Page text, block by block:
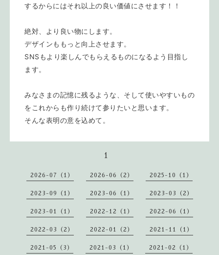
するからにはそれ以上の良い価値にさせます！！
絶対、より良い物にします。
デザインももっと向上させます。
SNSもより楽しんでもらえるものになるよう目指し
ます。
みなさまの記憶に残るような、そして使いやすいもの
をこれからも作り続けて参りたいと思います。
そんな表明の意を込めて。
1
2026-07（1） 2026-06（2） 2025-10（1）
2023-09（1） 2023-06（1） 2023-03（2）
2023-01（1） 2022-12（1） 2022-06（1）
2022-03（2） 2022-01（2） 2021-11（1）
2021-05（3） 2021-03（1） 2021-02（1）